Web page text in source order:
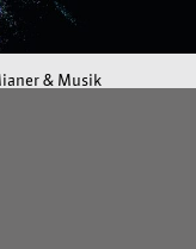
& Musik
ist nicht nur der
Kraft aus der